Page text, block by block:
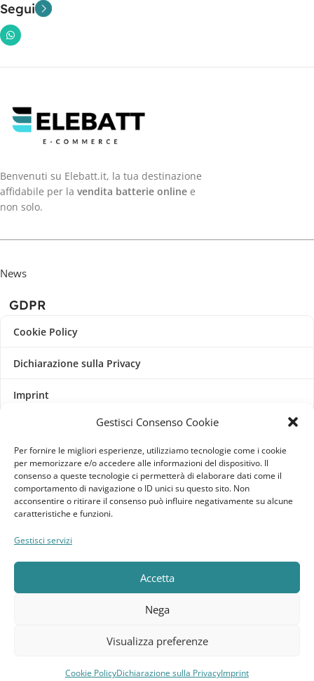
Gestisci Consenso Cookie
Per fornire le migliori esperienze, utilizziamo tecnologie come i cookie
per memorizzare e/o accedere alle informazioni del dispositivo. Il
consenso a queste tecnologie ci permetterà di elaborare dati come il
comportamento di navigazione o ID unici su questo sito. Non
acconsentire o ritirare il consenso può influire negativamente su alcune
caratteristiche e funzioni.
Gestisci servizi
Accetta
Nega
Visualizza preferenze
Cookie PolicyDichiarazione sulla PrivacyImprint
Segui
Benvenuti su Elebatt.it, la tua destinazione
affidabile per la vendita batterie online e
non solo.
News
GDPR
Cookie Policy
Dichiarazione sulla Privacy
Imprint
Termini e Condizioni
Disconoscimento
Pagine Dedicate
CLIENTE
Bacheca cliente